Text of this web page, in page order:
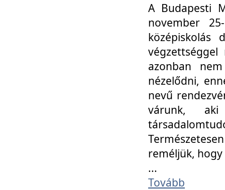
A Budapesti
november
középiskolás
azonban
nézelődni,
nevű
várunk, aki
reméljük,
...
Tovább